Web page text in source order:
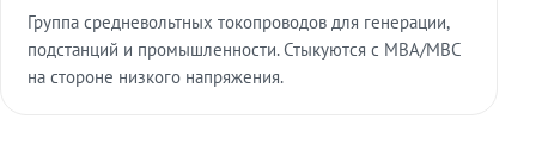
Группа средневольтных токопроводов для генерации,
подстанций и промышленности. Стыкуются с МВА/МВС
на стороне низкого напряжения.